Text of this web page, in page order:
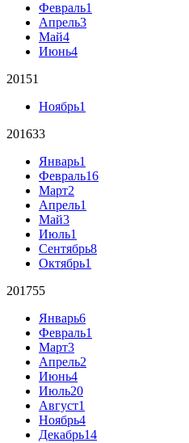
Февраль1
Апрель3
Май4
Июнь4
20151
Ноябрь1
201633
Январь1
Февраль16
Март2
Апрель1
Май3
Июль1
Сентябрь8
Октябрь1
201755
Январь6
Февраль1
Март3
Апрель2
Июнь4
Июль20
Август1
Ноябрь4
Декабрь14